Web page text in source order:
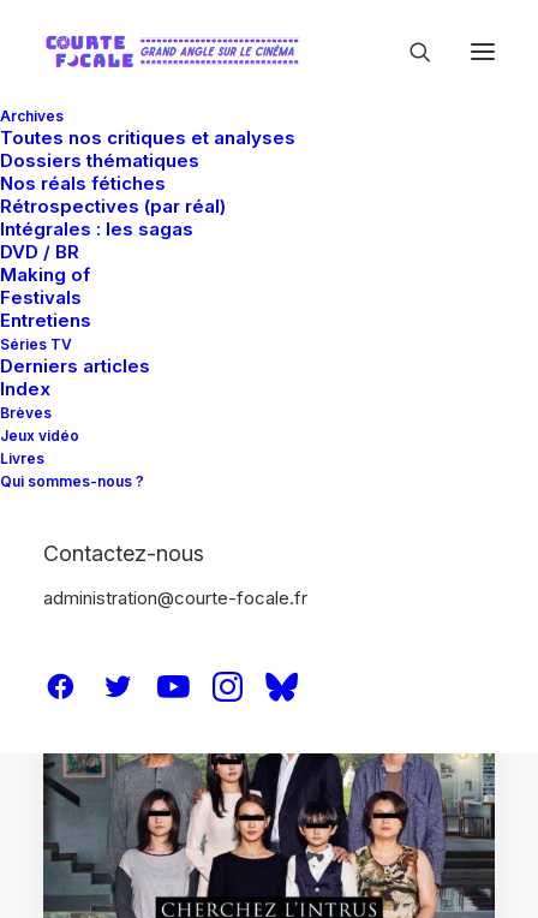
Archives
Toutes nos critiques et analyses
Dossiers thématiques
Nos réals fétiches
Rétrospectives (par réal)
Intégrales : les sagas
DVD / BR
Making of
Festivals
Entretiens
Séries TV
Derniers articles
Index
Brèves
Jeux vidéo
Livres
Qui sommes-nous ?
Contactez-nous
administration@courte-focale.fr
Alex Hong Kyung-pyo